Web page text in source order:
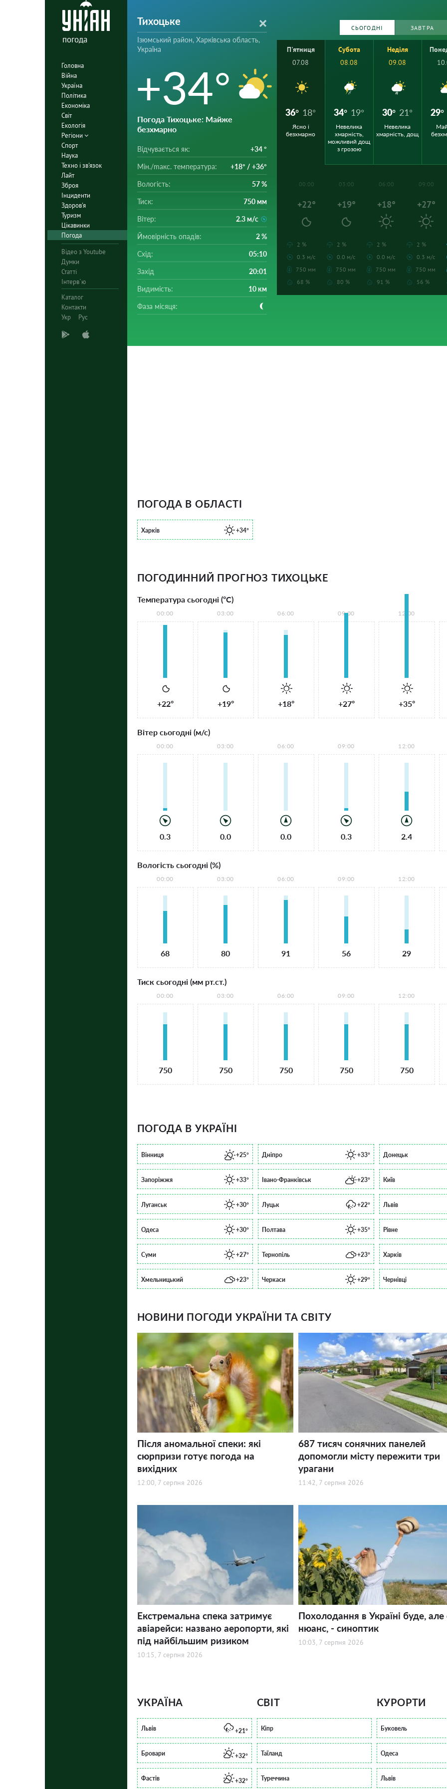
погода
Головна
Війна
Україна
Політика
Економіка
Світ
Екологія
Регіони
Спорт
Наука
Техно і зв'язок
Лайт
Зброя
Інциденти
Здоров'я
Туризм
Цікавинки
Погода
Відео з Youtube
Думки
Статті
Інтерв`ю
Каталог
Контакти
Укр
Рус
Тихоцьке
Ізюмський район, Харківська область,
Україна
+34°
Погода Тихоцьке: Майже
безхмарно
Відчувається як: +34 °
Мін./mакс. температура: +18° / +36°
Вологість: 57 %
Тиск: 750 мм
Вітер: 2.3 м/с
Ймовірність опадів: 2 %
Схід: 05:10
Захід 20:01
Видимість: 10 км
Фаза місяця:
СЬОГОДНІ ЗАВТРА
П'ятниця
07.08
36° 18°
Ясно і
безхмарно
Субота
08.08
34° 19°
Невелика
хмарність,
можливий дощ
з грозою
Неділя
09.08
30° 21°
Невелика
хмарність, дощ
29°
00:00
+22°
2 %
0.3 м/с
750 мм
68 %
03:00
+19°
2 %
0.0 м/с
750 мм
80 %
06:00
+18°
2 %
0.0 м/с
750 мм
91 %
09:00
+27°
2 %
0.3 м/с
750 мм
56 %
ПОГОДА В ОБЛАСТІ
Харків +34°
ПОГОДИННИЙ ПРОГНОЗ ТИХОЦЬКЕ
Температура сьогодні (°С)
00:00
+22°
03:00
+19°
06:00
+18°
09:00
+27°
12:00
+35°
Вітер сьогодні (м/с)
00:00
0.3
03:00
0.0
06:00
0.0
09:00
0.3
12:00
2.4
Вологість сьогодні (%)
00:00
68
03:00
80
06:00
91
09:00
56
12:00
29
Тиск сьогодні (мм рт.ст.)
00:00
750
03:00
750
06:00
750
09:00
750
12:00
750
ПОГОДА В УКРАЇНІ
Вінниця +25° Дніпро +33° Донецьк
Запоріжжя +33° Івано-Франківськ +23° Київ
Луганськ +30° Луцьк +22° Львів
Одеса +30° Полтава +35° Рівне
Суми +27° Тернопіль +23° Харків
Хмельницький +23° Черкаси +29° Чернівці
НОВИНИ ПОГОДИ УКРАЇНИ ТА СВІТУ
Після аномальної спеки: які
сюрпризи готує погода на
вихідних
12:00, 7 серпня 2026
687 тисяч сонячних панелей
допомогли місту пережити три
урагани
11:42, 7 серпня 2026
Екстремальна спека затримує
авіарейси: названо аеропорти, які
під найбільшим ризиком
10:15, 7 серпня 2026
Похолодання в Україні буде, але
нюанс, - синоптик
10:03, 7 серпня 2026
УКРАЇНА
Львів +21°
Бровари +32°
Фастів +32°
СВІТ
Кіпр
Таїланд
Туреччина
КУРОРТИ
Буковель
Одеса
Львів